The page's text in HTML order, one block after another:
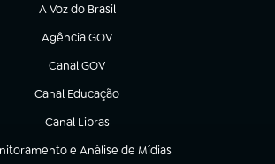
A Voz do Brasil
(abre em nova aba)
Agência GOV
(abre em nova aba)
Canal GOV
(abre em nova aba)
Canal Educação
(abre em nova aba)
Canal Libras
(abre em nova aba)
e Análise de Mídias
em nova aba)